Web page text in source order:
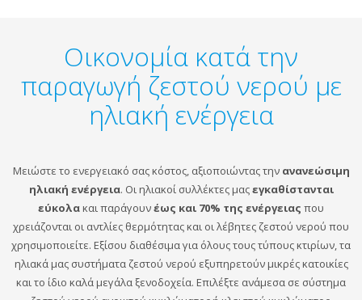
Οικονομία κατά την
παραγωγή ζεστού νερού με
ηλιακή ενέργεια
Μειώστε το ενεργειακό σας κόστος, αξιοποιώντας την ανανεώσιμη
ηλιακή ενέργεια. Οι ηλιακοί συλλέκτες μαςεγκαθίστανται
εύκολακαι παράγουνέως και 70% της ενέργειας που
χρειάζονται οι αντλίες θερμότητας και οι λέβητες ζεστού νερού που
χρησιμοποιείτε. Εξίσου διαθέσιμα για όλους τους τύπους κτιρίων, τα
ηλιακά μας συστήματα ζεστού νερού εξυπηρετούν μικρές κατοικίες
και το ίδιο καλά μεγάλα ξενοδοχεία. Επιλέξτε ανάμεσα σε σύστημα